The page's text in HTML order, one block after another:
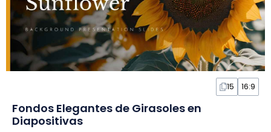
15 16:9
Fondos Elegantes de Girasoles en
Diapositivas